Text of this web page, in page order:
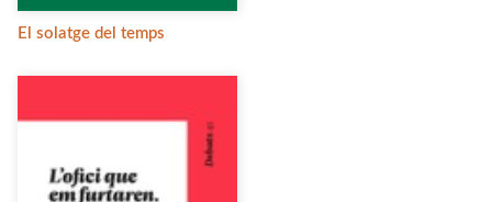
El solatge del temps